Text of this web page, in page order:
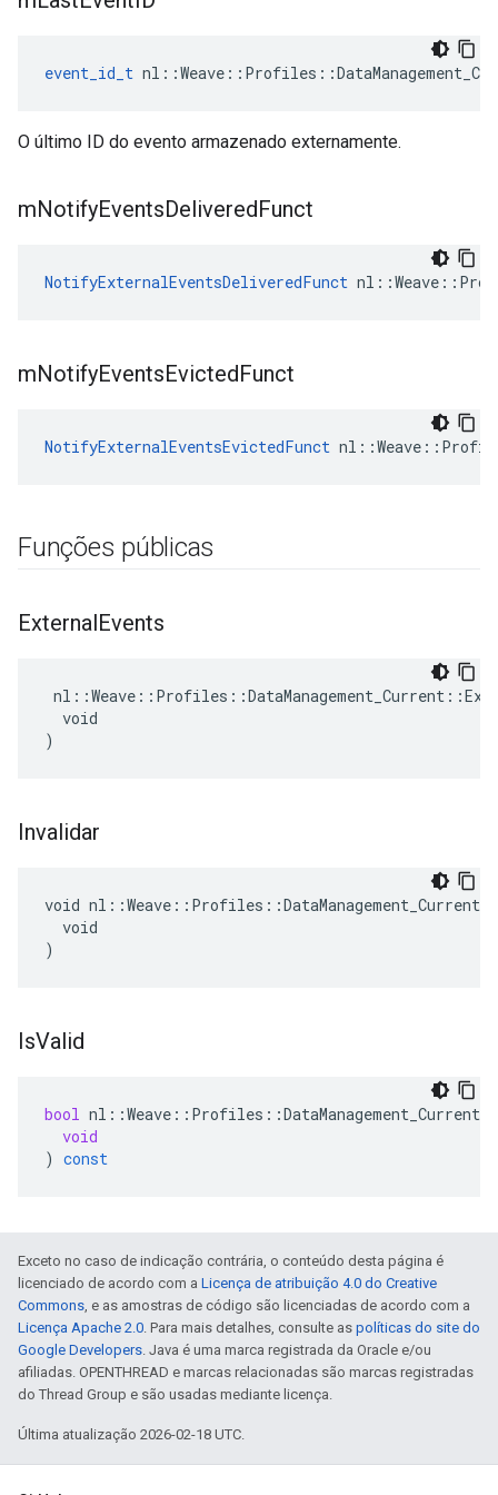
event_id_t
O último ID do evento armazenado externamente.
mNotifyEventsDeliveredFunct
NotifyExternalEventsDeliveredFunct
mNotifyEventsEvictedFunct
NotifyExternalEventsEvictedFunct
Funções públicas
ExternalEvents
  void
)
Invalidar
void
  void
)
IsValid
bool nl ::Weave :: Profiles ::DataManagement_Current
void
) const
Exceto no caso de indicação contrária, o conteúdo desta página é
licenciado de acordo com a Licença de atribuição 4.0 do Creative
Commons, e as amostras de código são licenciadas de acordo com a
Licença Apache 2.0. Para mais detalhes, consulte as políticas do site do
Google Developers. Java é uma marca registrada da Oracle e/ou
afiliadas. OPENTHREAD e marcas relacionadas são marcas registradas
do Thread Group e são usadas mediante licença.
Última atualização 2026-02-18 UTC.